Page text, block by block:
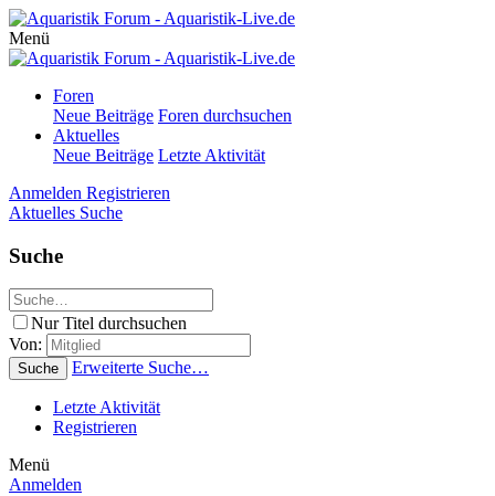
Menü
Foren
Neue Beiträge Foren durchsuchen
Aktuelles
Neue Beiträge Letzte Aktivität
Anmelden Registrieren
Aktuelles Suche
Suche
Nur Titel durchsuchen
Von:
Suche Erweiterte Suche…
Letzte Aktivität
Registrieren
Menü
Anmelden